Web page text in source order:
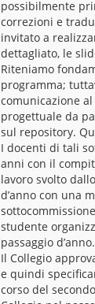
possibilmente
correzioni e
invitato a
dettagliato, le
Riteniamo
programma;
comunicazione
progettuale da
sul repository.
I docenti di tali
anni con il
lavoro svolto
d’anno con una
studente
passaggio d’anno.
Il Collegio
e quindi
corso del